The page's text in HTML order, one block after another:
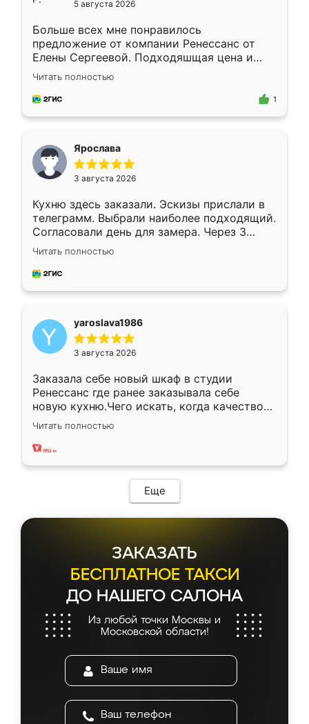
5 августа 2026
Больше всех мне понравилось
предложение от компании Ренессанс от
Елены Сергеевой. Подходяшщая цена и
короткие сроки изготовления. Приехавший
для замера сотрудник Владислав
предложил по моему эскизу самый
Читать полностью
1
Ярослава
3 августа 2026
Кухню здесь заказали. Эскизы прислали в
телеграмм. Выбрали наиболее подходящий.
Согласовали день для замера. Через 3
недели кухня была уже готова. Остались
довольны работой. Спасибо Ренессанс
мебель за качественную работу!
Читать полностью
yaroslava1986
3 августа 2026
Заказала себе новый шкаф в студии
Ренессанс где ранее заказывала себе
новую кухню.Чего искать, когда качеством
вполне довольна. Служит кухня уже почти
два года, нареканий нет.
Читать полностью
Еще
ЗАКАЗАТЬ
БЕСПЛАТНОЕ ТАКСИ
ДО НАШЕГО САЛОНА
Из любой точки Москвы и
Московской области!